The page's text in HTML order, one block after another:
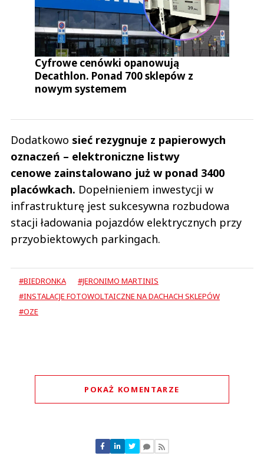
Cyfrowe cenówki opanowują
Decathlon. Ponad 700 sklepów z
nowym systemem
Dodatkowo sieć rezygnuje z papierowych
oznaczeń – elektroniczne listwy
cenowe zainstalowano już w ponad 3400
placówkach. Dopełnieniem inwestycji w
infrastrukturę jest sukcesywna rozbudowa
stacji ładowania pojazdów elektrycznych przy
przyobiektowych parkingach.
#BIEDRONKA
#JERONIMO MARTINIS
#INSTALACJE FOTOWOLTAICZNE NA DACHACH SKLEPÓW
#OZE
POKAŻ KOMENTARZE
Nie znaleziono komentarzy